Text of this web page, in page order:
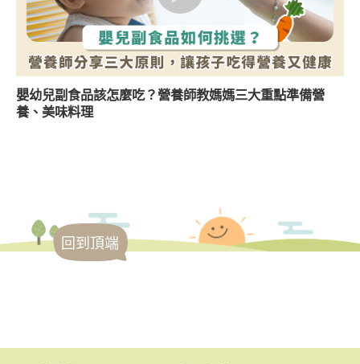
嬰幼兒副食品該怎麼吃？營養師教媽媽三大重點準備營
養、美味料理
回到頂端